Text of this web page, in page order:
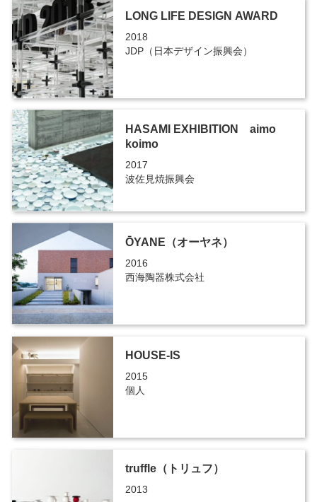
LONG LIFE DESIGN AWARD
2018
JDP（日本デザイン振興会）
HASAMI EXHIBITION aimo
koimo
2017
波佐見焼振興会
ŌYANE（オーヤネ）
2016
西海陶器株式会社
HOUSE-IS
2015
個人
truffle（トリュフ）
2013